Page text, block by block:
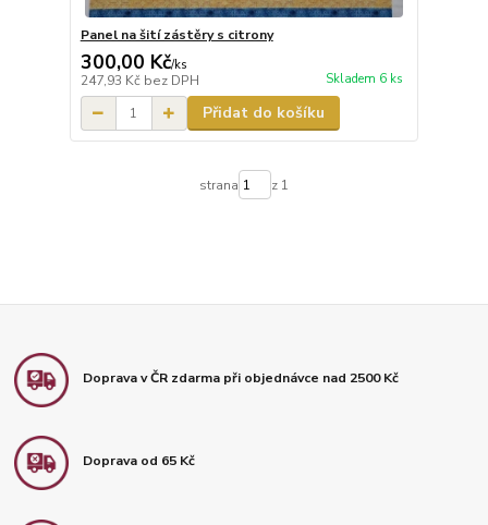
Panel na šití zástěry s citrony
300,00 Kč/ks
247,93 Kč bez DPH Skladem 6 ks
Přidat do košíku
strana z 1
Doprava v ČR zdarma při objednávce nad 2500 Kč
Doprava od 65 Kč